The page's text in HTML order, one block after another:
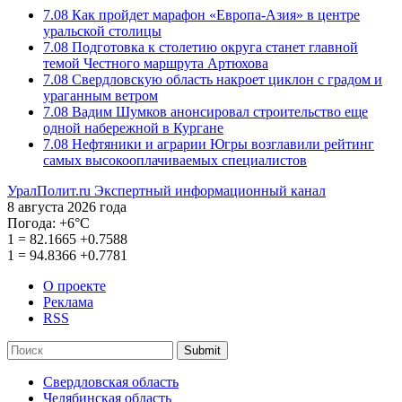
7.08 Как пройдет марафон «Европа-Азия» в центре
уральской столицы
7.08 Подготовка к столетию округа станет главной
темой Честного маршрута Артюхова
7.08 Свердловскую область накроет циклон с градом и
ураганным ветром
7.08 Вадим Шумков анонсировал строительство еще
одной набережной в Кургане
7.08 Нефтяники и аграрии Югры возглавили рейтинг
самых высокооплачиваемых специалистов
УралПолит.ru Экспертный информационный канал
8 августа 2026 года
Погода: +6°С
1 = 82.1665 +0.7588
1 = 94.8366 +0.7781
О проекте
Реклама
RSS
Submit
Свердловская область
Челябинская область